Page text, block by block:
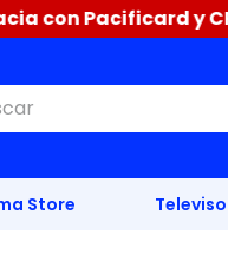
Pacificard y
Store